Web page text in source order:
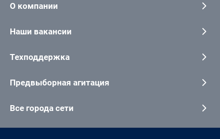
О компании
Наши вакансии
Техподдержка
Предвыборная агитация
Все города сети